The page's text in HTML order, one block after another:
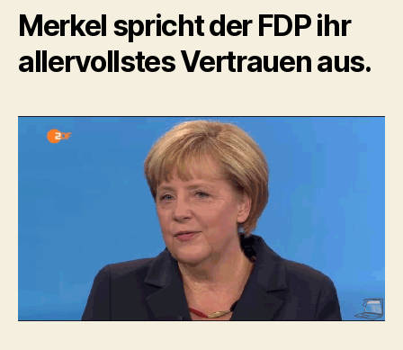
Merkel spricht der FDP ihr
allervollstes Vertrauen aus.